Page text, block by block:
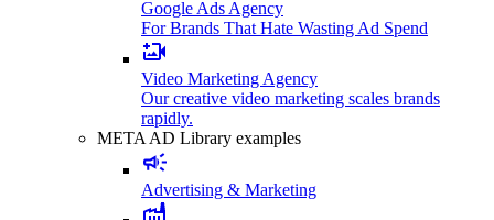
Google Ads Agency
For Brands That Hate Wasting Ad Spend
Video Marketing Agency
Our creative video marketing scales brands
rapidly.
META AD Library examples
Advertising & Marketing